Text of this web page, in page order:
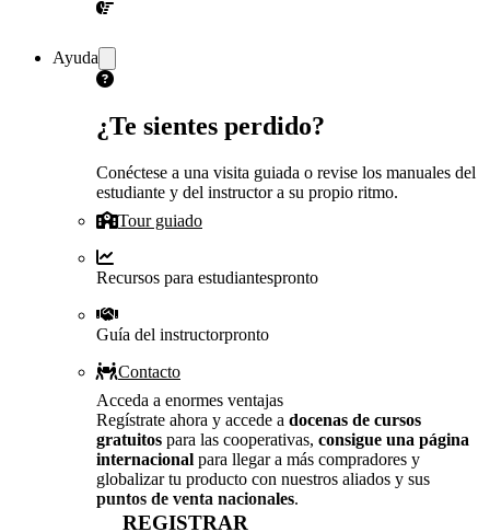
Ayuda
¿Te sientes perdido?
Conéctese a una visita guiada o revise los manuales del
estudiante y del instructor a su propio ritmo.
Tour guiado
Recursos para estudiantespronto
Guía del instructorpronto
Contacto
Acceda a enormes ventajas
Regístrate ahora y accede a docenas de cursos
gratuitos para las cooperativas, consigue una página
internacional para llegar a más compradores y
globalizar tu producto con nuestros aliados y sus
puntos de venta nacionales.
REGISTRAR